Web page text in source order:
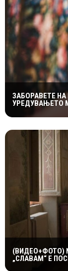
ЗАБОРАВЕТЕ
УРЕДУВАЊЕТО
(ВИДЕО+ФОТО)
„СЛАВАМ“ Е
КУМСТВОТО И